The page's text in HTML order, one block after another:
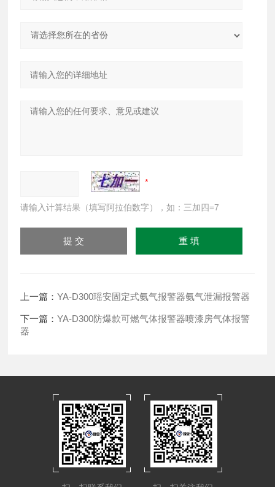
请输入计算结果（填写阿拉伯数字），如：三加四=7
上一篇：YA-D300瑶安固定式氨气报警器氨气泄漏报警器
下一篇：YA-D300防爆款可燃气体报警器喷漆房气体报警
器